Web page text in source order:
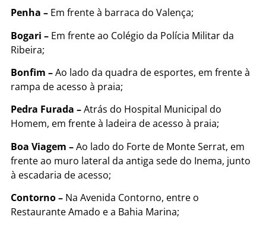
Penha – Em frente à barraca do Valença;
Bogari – Em frente ao Colégio da Polícia Militar da
Ribeira;
Bonfim –Ao lado da quadra de esportes, em frente à
rampa de acesso à praia;
Pedra Furada –Atrás do Hospital Municipal do
Homem, em frente à ladeira de acesso à praia;
Boa Viagem –Ao lado do Forte de Monte Serrat, em
frente ao muro lateral da antiga sede do Inema, junto
à escadaria de acesso;
Contorno – Na Avenida Contorno, entre o
Restaurante Amado e a Bahia Marina;